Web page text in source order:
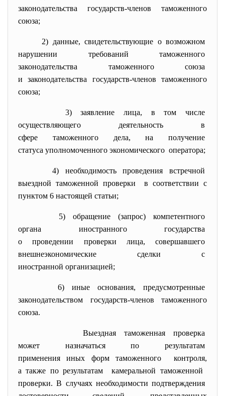
законодательства государств-членов таможенного
союза;
2) данные, свидетельствующие о возможном
нарушении требований таможенного
законодательства таможенного союза
и законодательства государств-членов таможенного
союза;
3) заявление лица, в том числе
осуществляющего деятельность в
сфере таможенного дела, на получение
статуса уполномоченного экономического оператора;
4) необходимость проведения встречной
выездной таможенной проверки в соответствии с
пунктом 6 настоящей статьи;
5) обращение (запрос) компетентного
органа иностранного государства
о проведении проверки лица, совершавшего
внешнеэкономические сделки с
иностранной организацией;
6) иные основания, предусмотренные
законодательством государств-членов таможенного
союза.
Выездная таможенная проверка
может назначаться по результатам
применения иных формтаможенного контроля,
а также по результатам камеральной таможенной
проверки. В случаях необходимости подтверждения